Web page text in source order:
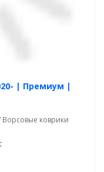
| Премиум |
Ворсовые коврики